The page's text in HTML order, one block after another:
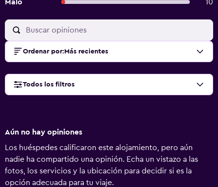
Malo
10
Ordenar por: Más recientes
Todos los filtros
Aún no hay opiniones
Los huéspedes calificaron este alojamiento, pero aún
nadie ha compartido una opinión. Echa un vistazo a las
fotos, los servicios y la ubicación para decidir si es la
opción adecuada para tu viaje.